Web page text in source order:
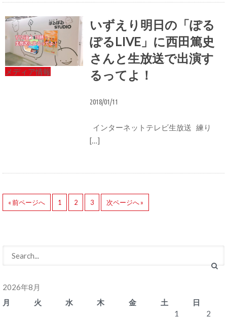
メディア情報
いずえり明日の「ぽる
ぽるLIVE」に西田篤史
さんと生放送で出演す
るってよ！
2018/01/11
インターネットテレビ生放送 練り
[…]
« 前ページへ 1 2 3 次ページへ »
2026年8月
月
火 水 木 金 土
日
1
2